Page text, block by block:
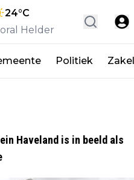
24°C
Helder
Politiek
Haveland is in beeld als